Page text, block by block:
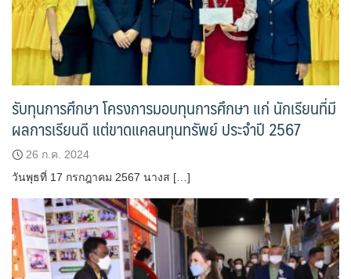
รับทุนการศึกษา โครงการมอบทุนการศึกษา แก่ นักเรียนที่มี
ผลการเรียนดี แต่ขาดแคลนทุนทรัพย์ ประจำปี 2567
26 ก.ค. 2024
วันพุธที่ 17 กรกฎาคม 2567 นางส […]